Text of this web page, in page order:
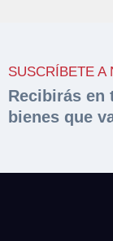
SUSCRÍBETE A
Recibirás en
bienes que